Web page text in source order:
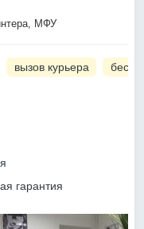
МФУ
вызов курьера
гарантия